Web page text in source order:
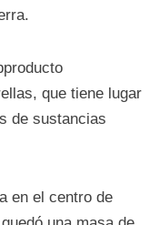
que tiene lugar
de sustancias
en el centro de